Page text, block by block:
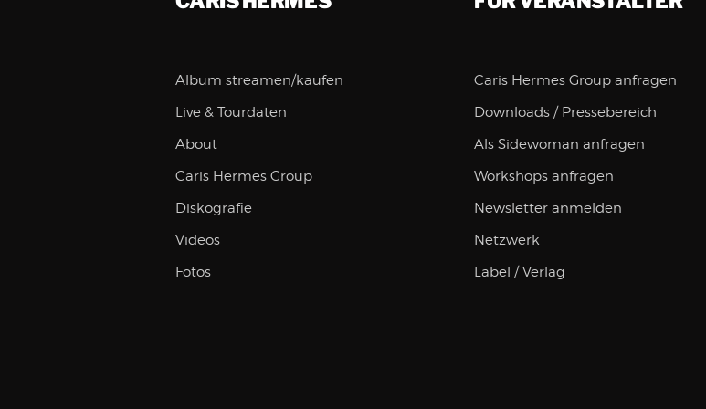
Album streamen/kaufen
Live & Tourdaten
About
Caris Hermes Group
Diskografie
Videos
Fotos
Caris Hermes Group anfragen
Downloads / Pressebereich
Als Sidewoman anfragen
Workshops anfragen
Newsletter anmelden
Netzwerk
Label / Verlag